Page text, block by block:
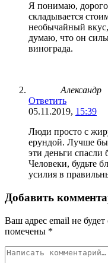
Я понимаю,
складывается
необычайный вкус,
думаю, что он
винограда.
Александр
Ответить
05.11.2019, 15:39
Люди просто с
ерундой. Лучше бы
эти деньги спасли
Человеки, будьте
усилия в
Добавить
Ваш адрес email не
помечены *